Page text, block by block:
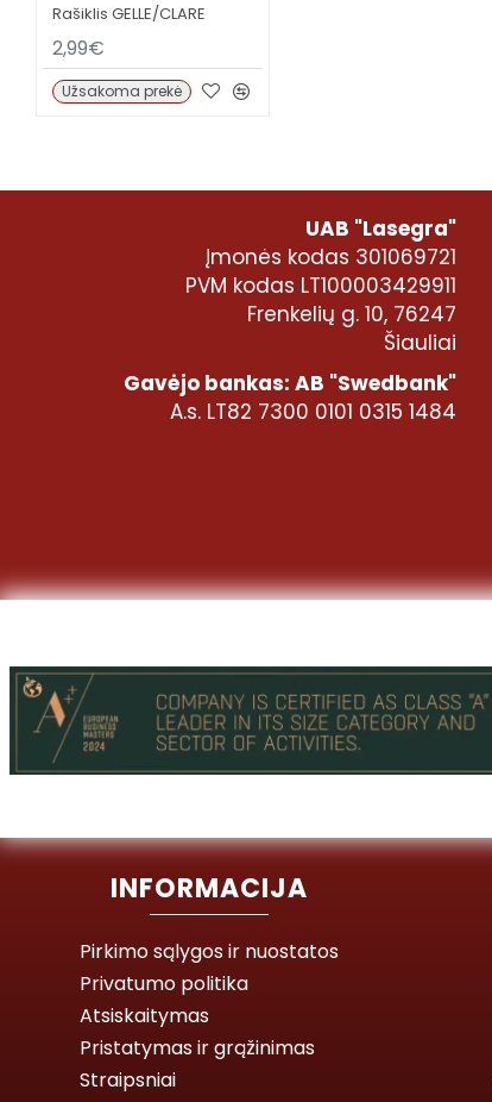
Rašiklis GELLE/CLARE
2,99€
Užsakoma prekė
UAB "Lasegra"
Įmonės kodas 301069721
PVM kodas LT100003429911
Frenkelių g. 10, 76247
Šiauliai
Gavėjo bankas: AB "Swedbank"
A.s. LT82 7300 0101 0315 1484
INFORMACIJA
Pirkimo sąlygos ir nuostatos
Privatumo politika
Atsiskaitymas
Pristatymas ir grąžinimas
Straipsniai